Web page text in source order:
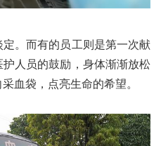
。而有的员工则是第一次献
人员的鼓励，身体渐渐放松
血袋，点亮生命的希望。